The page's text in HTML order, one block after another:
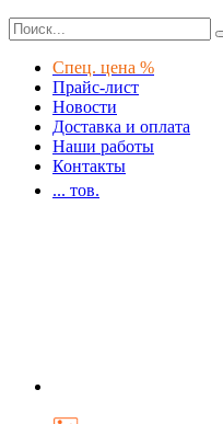
Спец. цена %
Прайс-лист
Новости
Доставка и оплата
Наши работы
Контакты
... тов.